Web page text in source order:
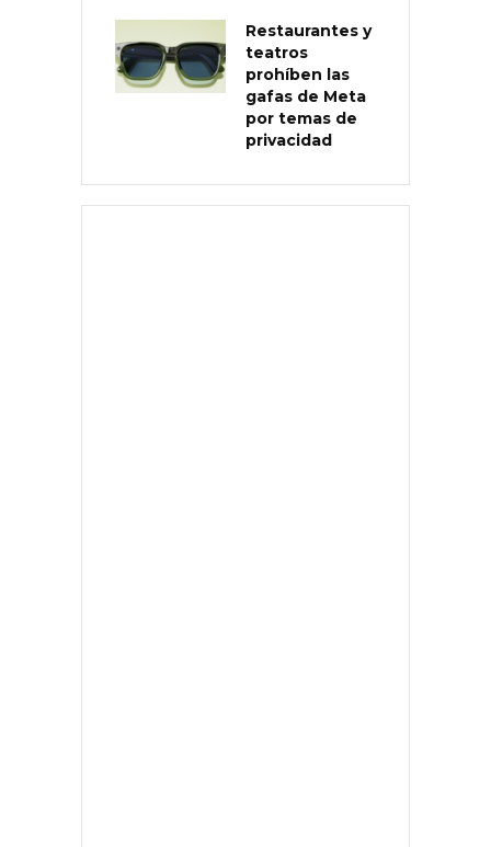
Restaurantes y
teatros
prohíben las
gafas de Meta
por temas de
privacidad